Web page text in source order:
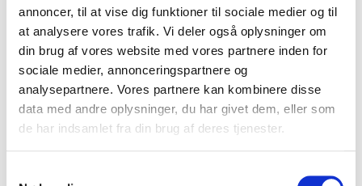
annoncer, til at vise dig funktioner til sociale medier og til
at analysere vores trafik. Vi deler også oplysninger om
din brug af vores website med vores partnere inden for
sociale medier, annonceringspartnere og
analysepartnere. Vores partnere kan kombinere disse
data med andre oplysninger, du har givet dem, eller som
de har indsamlet fra din brug af deres tjenester.
NYT HOS OVERSKRIFT
Din mediemonitorering taler nu direkte med din AI
Forestil dig, at al den viden, der gemmer sig i jeres mediemonitorering,
altid kun er ét spørgsmål væk, uanset om du forbereder en kampagne,